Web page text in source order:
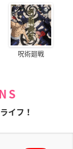
呪術廻戦
イフ！